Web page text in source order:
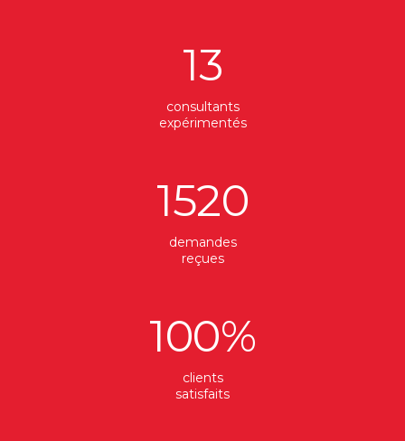
13
consultants
expérimentés
1520
demandes
reçues
100%
clients
satisfaits